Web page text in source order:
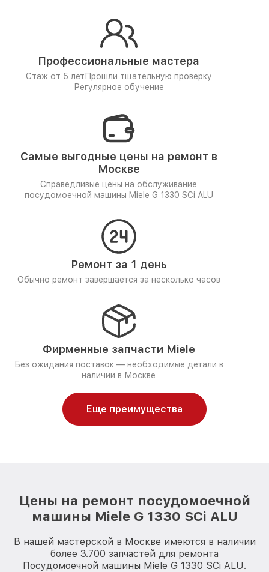
Профессиональные мастера
Стаж от 5 лет Прошли тщательную проверку
Регулярное обучение
Самые выгодные цены на ремонт в
Москве
Справедливые цены на обслуживание
посудомоечной машины Miele G 1330 SCi ALU
Ремонт за 1 день
Обычно ремонт завершается за несколько часов
Фирменные запчасти Miele
Без ожидания поставок — необходимые детали в
наличии в Москве
Еще преимущества
Цены на ремонт посудомоечной
машины Miele G 1330 SCi ALU
В нашей мастерской в Москве имеются в наличии
более 3.700 запчастей для ремонта
Посудомоечной машины Miele G 1330 SCi ALU.